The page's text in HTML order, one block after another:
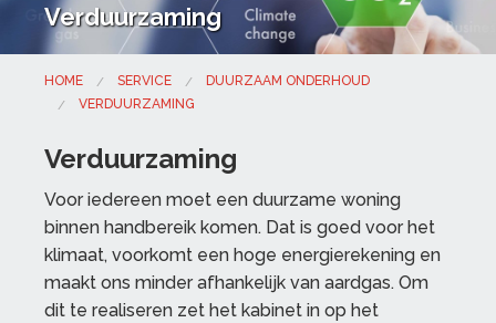
Verduurzaming
HOME SERVICE
DUURZAAM ONDERHOUD
VERDUURZAMING
Verduurzaming
Voor iedereen moet een duurzame woning
binnen handbereik komen. Dat is goed voor het
klimaat, voorkomt een hoge energierekening en
maakt ons minder afhankelijk van aardgas. Om
dit te realiseren zet het kabinet in op het